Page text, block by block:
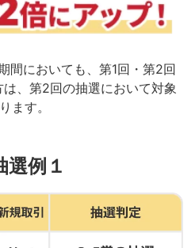
間においても、第1回・第2回
、第2回の抽選において対象
ます。
例１